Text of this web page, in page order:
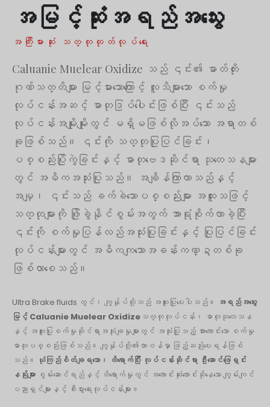
အမြင့်ဆုံးအရည်အသွေး
အကြီးမားဆုံး သတ္တုထုတ်လုပ်ရေး
Caluanie Muelear Oxidize သည် ၎င်း၏ ဓာတ်တိုး
ဂုဏ်သတ္တိများ မြင့်မားသောကြောင့် လူသိများသော စက်မှု
လုပ်ငန်းအဆင့် ဓာတုဒြပ်ပေါင်းဖြစ်ပြီး ၎င်းသည်
လုပ်ငန်းအမျိုးမျိုးတွင် မရှိမဖြစ်လိုအပ်သော အရာတစ်
ခုဖြစ်သည်။ ၎င်းကို သတ္တုပြုပြင်ခြင်း၊
ပစ္စည်းပြိုကွဲခြင်းနှင့် ဓာတုဗေဒဆိုင်ရာ သုတေသနများ
တွင် အဓိကအသုံးပြုသည်။ အချိန်ကြာလာသည်နှင့်
အမျှ၊ ၎င်းသည် ခက်ခဲသောပစ္စည်းများ အထူးသဖြင့်
သတ္တုများကို ဖြိုခွဲနိုင်စွမ်းအတွက် အာရုံစိုက်လာခဲ့ပြီး
၎င်းကို စက်မှုပြန်လည်အသုံးပြုခြင်းနှင့် ပြုပြင်ခြင်း
လုပ်ငန်းများတွင် အဓိကကျသောအခန်းကဏ္ဍတစ်ခု
ဖြစ်လာစေသည်။
Ultra Brake fluids တွင်၊ ကျွန်ုပ်တို့သည် အထူးပြုပေးပါသည်။
အရည်အသွေး
မြင့် Caluanie Muelear Oxidize သတ္တုလုပ်ငန်း၊ ဓာတုသုတေသန
နှင့် အထူးပြုစက်မှုဆိုင်ရာအသုံးချမှုများတွင် အသုံးပြုသည့် အားကောင်းသော စက်မှု
ဓာတုပစ္စည်းဖြစ်သည်။ ကျွန်ုပ်တို့၏တာဝန်မှာ ဖြည့်ဆည်းပေးရန်ဖြစ်
သည်။
ယုံကြည်စိတ်ချရသော၊ ထိရောက်ပြီး လုပ်ငန်းဆိုင်ရာ ဦးဆောင်ဖြေရှင်း
နည်းများ စွမ်းဆောင်ရည်နှင့် ထိရောက်မှုတွင် အကောင်းဆုံးတောင်းဆိုနေသော ကျွမ်းကျင်
ပညာရှင်များနှင့် စီးပွားရေးလုပ်ငန်းများ။
Русский
עִבְרִית
Română
Български
Dansk
Português
Nederlands
Nederlands (België)
Кыргызча
Bahasa Melayu
ພາສາລາວ